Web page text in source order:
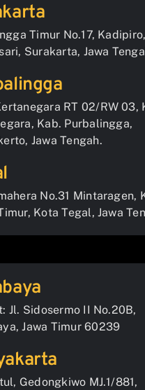
Timur No.17,
Surakarta, Jawa
RT 02/RW 03,
Kab. Purbalingga,
Jawa Tengah.
No.31 Mintaragen,
Kota Tegal, Jawa
Jl. Sidosermo II No.20B,
Jawa Timur 60239
Gedongkiwo MJ.1/881,